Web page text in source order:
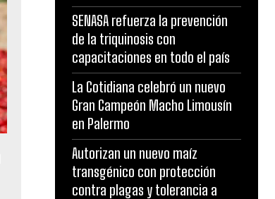
SENASA refuerza la prevención
de la triquinosis con
capacitaciones en todo el país
La Cotidiana celebró un nuevo
Gran Campeón Macho Limousín
en Palermo
Autorizan un nuevo maíz
transgénico con protección
contra plagas y tolerancia a